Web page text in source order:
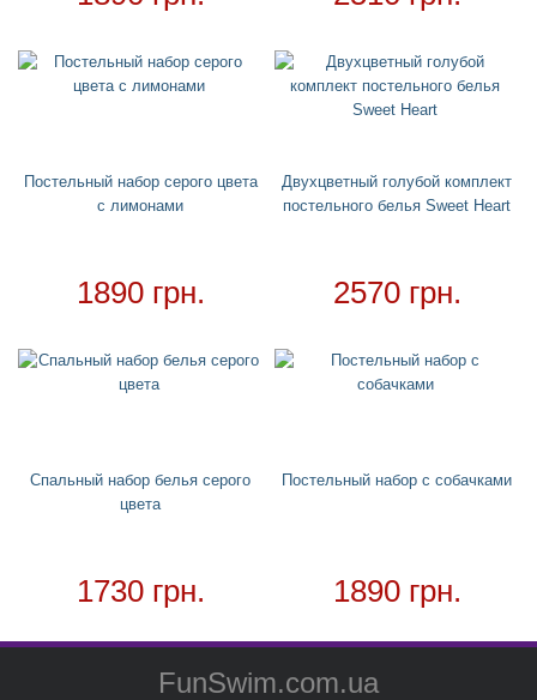
Купальники
Надувные подстаканники
Аксессуары
+
+
Дождевики
Зонтики
Детские дождевики
Чехол для кондиционера
Постельный набор серого цвета
с лимонами
1890 грн.
Двухцветный голубой комплект
постельного белья Sweet Heart
2570 грн.
Спальный набор белья серого
цвета
1730 грн.
Постельный набор с собачками
1890 грн.
FunSwim.com.ua